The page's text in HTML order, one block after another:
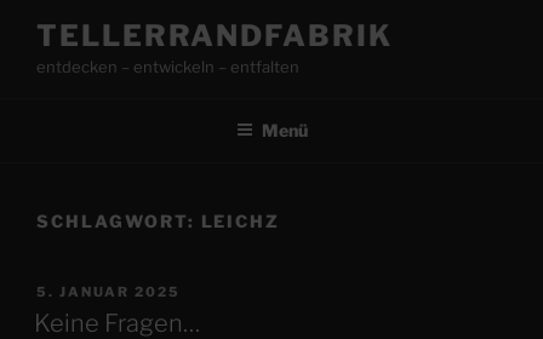
Inhalt
springen
TELLERRANDFABRIK
entdecken – entwickeln – entfalten
Menü
SCHLAGWORT: LEICHZ
VERÖFFENTLICHT
AM
5. JANUAR 2025
Keine Fragen…